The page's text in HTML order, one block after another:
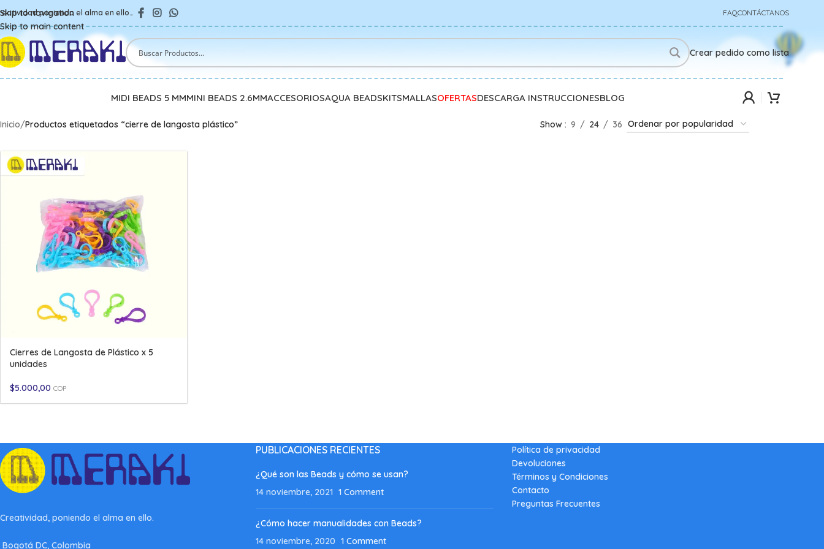
Skip to navigation
Skip to main content
poniendo el alma en ello… FAQCONTÁCTANOS
Crear pedido como lista
MIDI BEADS 5 MMMINI BEADS 2.6MMACCESORIOSAQUA BEADSKITSMALLASOFERTASDESCARGA INSTRUCCIONESBLOG
Inicio/Productos etiquetados “cierre de langosta plástico” Show 9 24 36
Cierres de Langosta de Plástico x 5
unidades
$5.000,00 COP
Creatividad, poniendo el alma en ello.
Bogotá DC, Colombia
PUBLICACIONES RECIENTES
¿Qué son las Beads y cómo se usan?
14 noviembre, 2021 1 Comment
¿Cómo hacer manualidades con Beads?
14 noviembre, 2020 1 Comment
Política de privacidad
Devoluciones
Términos y Condiciones
Contacto
Preguntas Frecuentes